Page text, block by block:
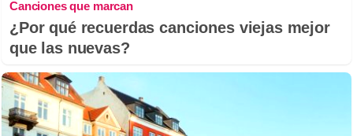
Canciones que marcan
¿Por qué recuerdas canciones viejas mejor
que las nuevas?